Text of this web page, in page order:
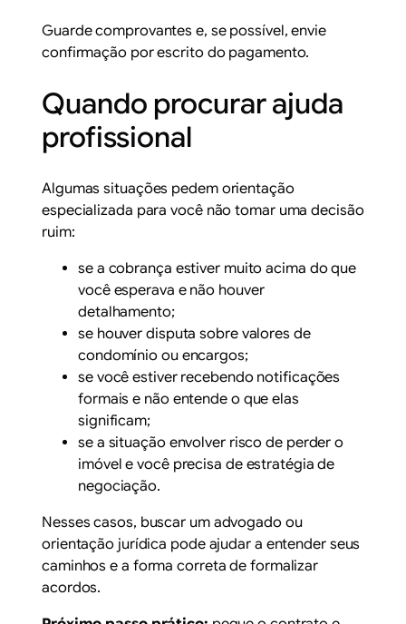
Guarde comprovantes e, se possível, envie
confirmação por escrito do pagamento.
Quando procurar ajuda
profissional
Algumas situações pedem orientação
especializada para você não tomar uma decisão
ruim:
se a cobrança estiver muito acima do que
você esperava e não houver
detalhamento;
se houver disputa sobre valores de
condomínio ou encargos;
se você estiver recebendo notificações
formais e não entende o que elas
significam;
se a situação envolver risco de perder o
imóvel e você precisa de estratégia de
negociação.
Nesses casos, buscar um advogado ou
orientação jurídica pode ajudar a entender seus
caminhos e a forma correta de formalizar
acordos.